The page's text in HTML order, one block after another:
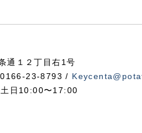
通１２丁目右1号
23-8793 /
日10:00〜17:00